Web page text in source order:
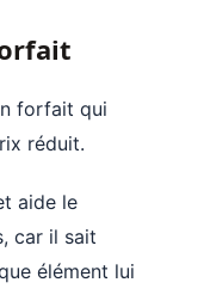
forfait qui
réduit.
aide le
car il sait
élément lui